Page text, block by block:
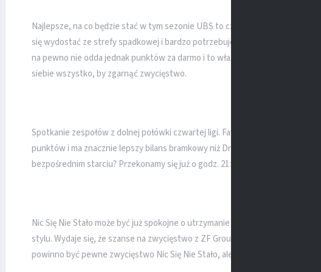
Najlepsze, na co będzie stać w tym sezonie UBS to czwarte miejsce.
się wydostać ze strefy spadkowej i bardzo potrzebuje punktów i tylko
na pewno nie odda jednak punktów za darmo i to właśnie ten zespół
siebie wszystko, by zgarnąć zwycięstwo.
Spotkanie zespołów z dolnej połówki czwartej ligi. Faworytem tego meczu
punktów i ma znacznie lepszy bilans bramkowy niż Drzazga Team. Czy to
bezpośrednim starciu? Przekonamy się już o godz. 21:00!
Nic Się Nie Stało może być już spokojne o utrzymanie i wszystko, o co
stylu. Wydaje się, że szanse na zwycięstwo z ZF Group są spore, bo ta
powinno być pewne zwycięstwo Nic Się Nie Stało, ale rozgrywki PRO